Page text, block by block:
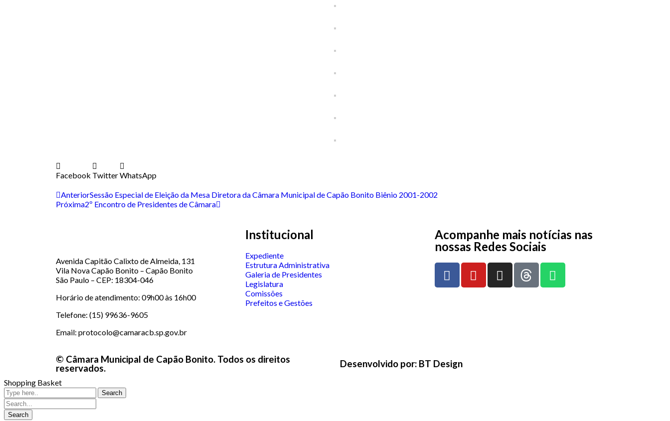
Facebook TwitterWhatsApp
AnteriorSessão Especial de Eleição da Mesa Diretora da Câmara Municipal de Capão Bonito Biênio 2001-2002
Próxima2º Encontro de Presidentes de Câmara
Avenida Capitão Calixto de Almeida, 131
Vila Nova Capão Bonito – Capão Bonito
São Paulo – CEP: 18304-046
Horário de atendimento: 09h00 às 16h00
Telefone: (15) 99636-9605
Email: protocolo@camaracb.sp.gov.br
Institucional
Expediente
Estrutura Administrativa
Galeria de Presidentes
Legislatura
Comissões
Prefeitos e Gestões
Acompanhe mais notícias nas
nossas Redes Sociais
© Câmara Municipal de Capão Bonito. Todos os direitos
reservados.
Desenvolvido por: BT Design
Shopping Basket